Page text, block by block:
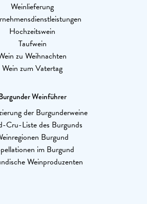
Weinlieferung
Hochzeitswein
Taufwein
zu Weihnachten
Wein zum Vatertag
Weinführer
der Burgunderweine
Cru-Liste des Burgunds
Burgund
im Burgund
Weinproduzenten